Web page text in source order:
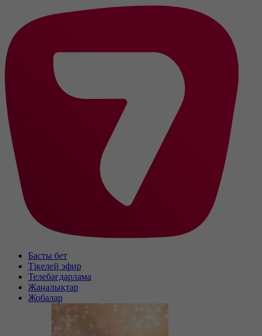
Басты бет
Тікелей эфир
Телебағдарлама
Жаңалықтар
Жобалар